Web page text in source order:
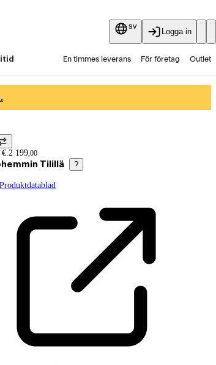
sv
Logga in
En timmes leverans För företag Outlet
2 199,00
Tilillä ?
Produktdatablad